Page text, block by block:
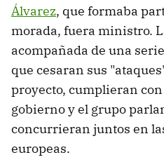
Álvarez, que formaba
morada, fuera ministro.
acompañada de una
que cesaran sus
proyecto, cumplieran
gobierno y el grupo
concurrieran juntos en
europeas.